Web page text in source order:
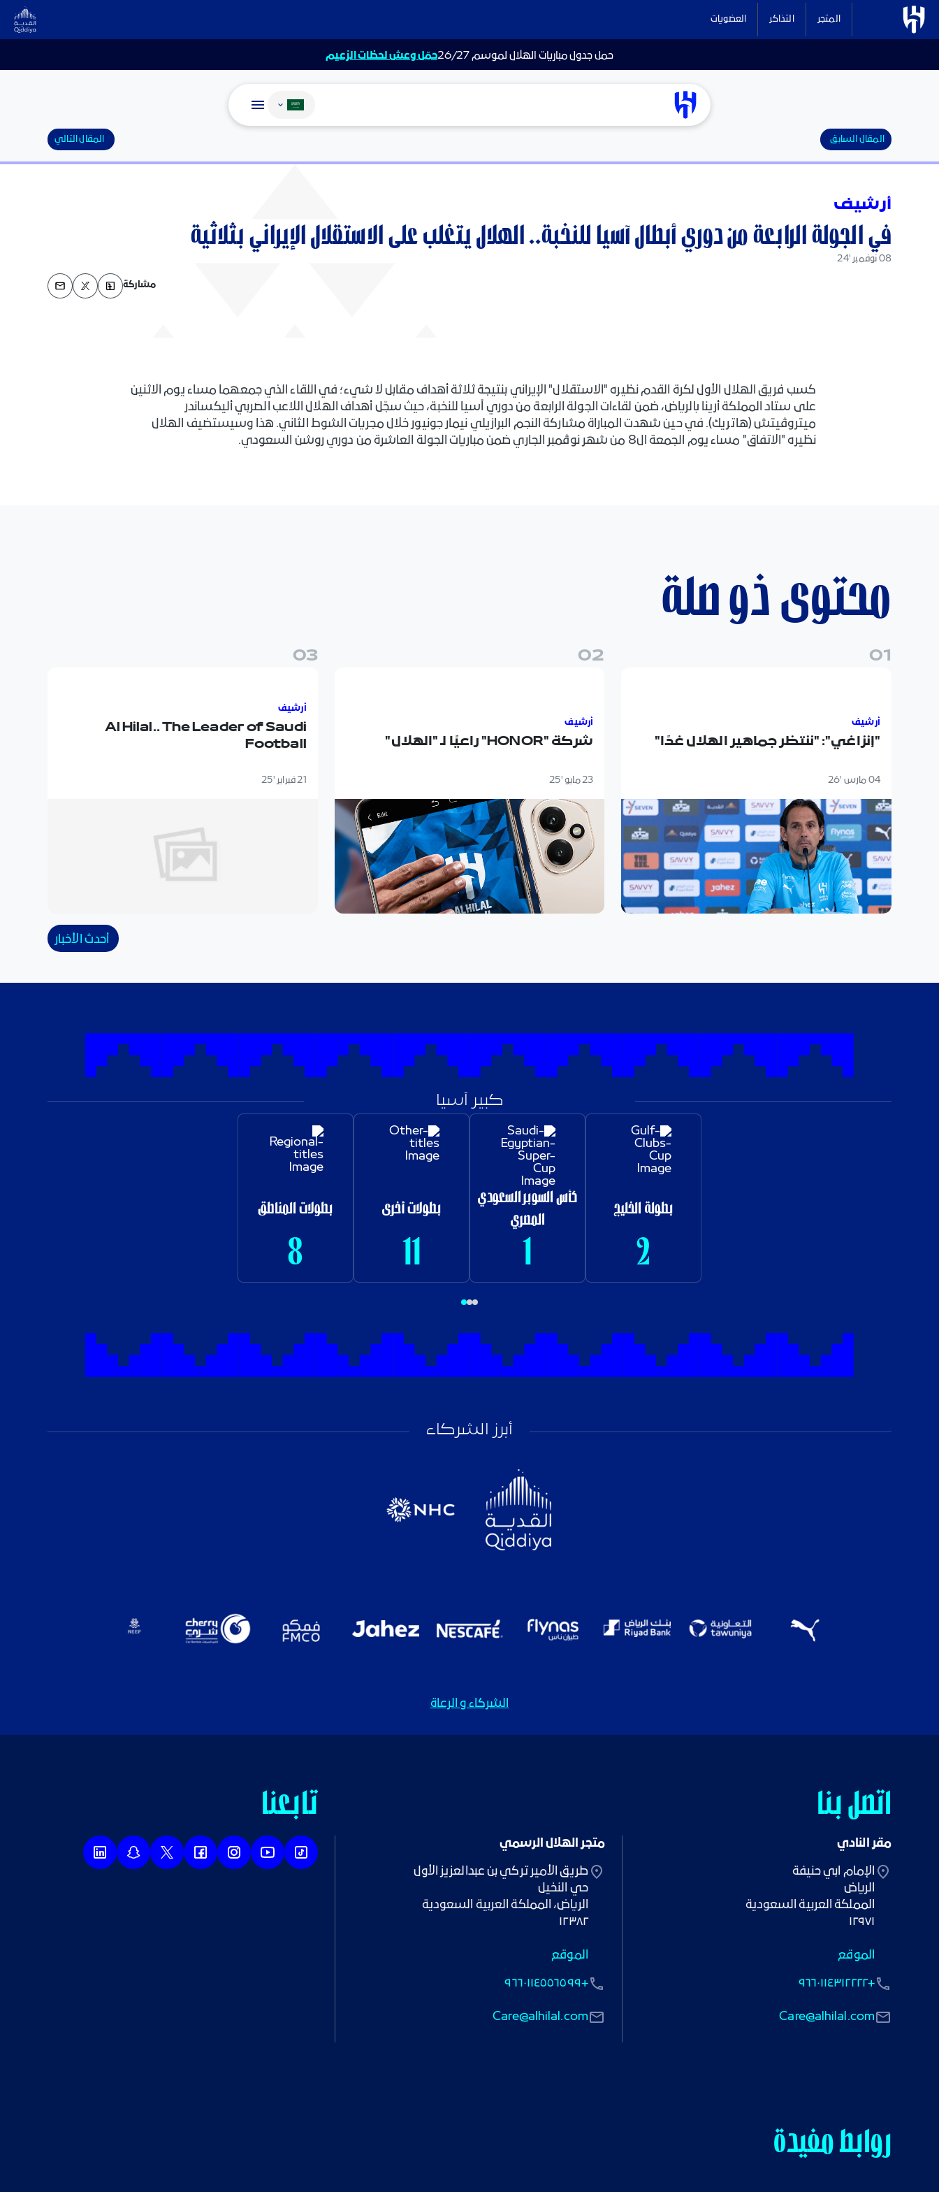
المتجر التذاكر العضويات
حمل جدول مباريات الهلال لموسم 26/27 حمّل وعش لحظات الزعيم
تغيير اللغة
المقال السابق المقال التالي
أرشيف
في الجولة الرابعة من دوري أبطال آسيا للنخبة.. الهلال يتغلب على الاستقلال الإيراني بثلاثية
08 نوفمبر '24
مشاركة
‎كسب فريق الهلال الأول لكرة القدم نظيره "الاستقلال" الإيراني بنتيجة ثلاثة أهداف مقابل لا شيء؛ في اللقاء الذي جمعهما مساء يوم الاثنين
على ستاد المملكة أرينا بالرياض، ضمن لقاءات الجولة الرابعة من دوري آسيا للنخبة، حيث سجّل أهداف الهلال اللاعب الصربي أليكساندر
ميتروڤيتش (هاتريك). في حين شهدت المباراة مشاركة النجم البرازيلي نيمار جونيور خلال مجريات الشوط الثاني. ‎هذا وسيستضيف الهلال
نظيره "الاتفاق" مساء يوم الجمعة ال8 من شهر نوڤمبر الجاري ضمن مباريات الجولة العاشرة من دوري روشن السعودي.
محتوى ذو صلة
01
أرشيف
"إنزاغي": "ننتظر جماهير الهلال غدًا"
04 مارس '26
02
أرشيف
شركة "HONOR" راعيًا لـ "الهلال"
23 مايو '25
03
أرشيف
Al Hilal.. The Leader of Saudi
Football
21 فبراير '25
أحدث الأخبار
كبير آسيا
بطولة الخليج
2
كأس السوبر السعودي
المصري
1
بطولات أخرى
11
بطولات المناطق
8
أبرز الشركاء
الشركاء و الرعاة
اتصل بنا
مقر النادي
١٢٩٧١
الموقع
Care@alhilal.com
+٩٦٦٠١١٤٣١٢٢٢٢
متجر الهلال الرسمي
١٢٣٨٢
الموقع
Care@alhilal.com
+٩٦٦٠١١٤٥٥٦٥٩٩
روابط مفيدة
تابعنا